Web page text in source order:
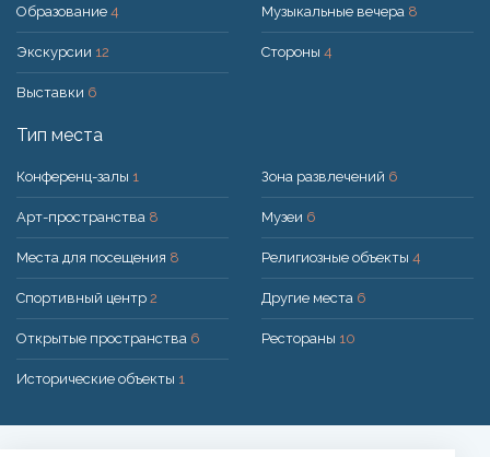
Образование 4
Экскурсии 12
Выставки 6
Музыкальные вечера 8
Стороны 4
Тип места
Конференц-залы 1
Арт-пространства 8
Места для посещения 8
Спортивный центр 2
Открытые пространства 6
Исторические объекты 1
Зона развлечений 6
Музеи 6
Религиозные объекты 4
Другие места 6
Рестораны 10